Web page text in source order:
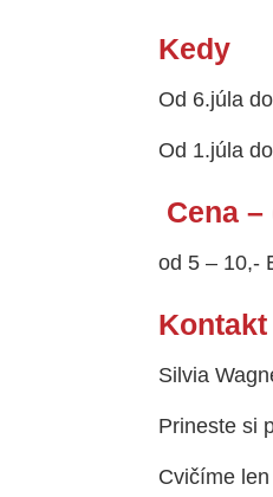
Kedy
Od 6.júla
Od 1.júla
Cena –
od 5 – 10,-
Silvia
Prineste si
Cvičíme